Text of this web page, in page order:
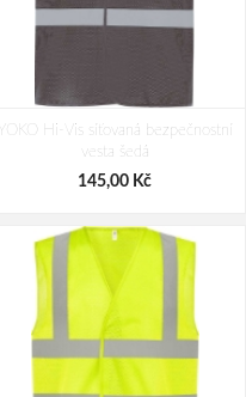
YOKO Hi-Vis síťovaná bezpečnostní
vesta šedá
145,00 Kč